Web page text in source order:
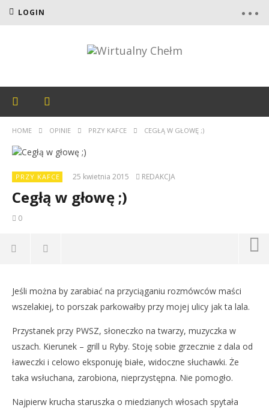
LOGIN
HOME OPINIE PRZY KAFCE CEGŁĄ W GŁOWĘ ;)
PRZY KAFCE 25 kwietnia 2015 REDAKCJA
Cegłą w głowę ;)
0
Cegłą w głowę ;)
2015
REDAKCJA
Jeśli można by zarabiać na przyciąganiu rozmówców maści
wszelakiej, to porszak parkowałby przy mojej ulicy jak ta lala.
Przystanek przy PWSZ, słoneczko na twarzy, muzyczka w
uszach. Kierunek – grill u Ryby. Stoję sobie grzecznie z dala od
ławeczki i celowo eksponuję białe, widoczne słuchawki. Że
taka wsłuchana, zarobiona, nieprzystępna. Nie pomogło.
Najpierw krucha staruszka o miedzianych włosach spytała